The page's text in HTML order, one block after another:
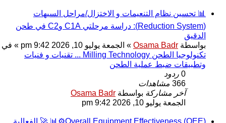
📊 تحسين نظام التنعيمات و الاختزال/مراحل السيهات
(Reduction System): دراسة مرحلتي C1A وC2 في طحن
الدقيق
بواسطة Osama Badr » الجمعة يوليو 10, 2026 9:42 pm » في
تكنولوجيا الطحن Milling Technology ... تقنيات و فنيات
وتطبيقات ضبط عملية الطحن
0 ردود
366 مشاهدات
آخر مشاركة بواسطة Osama Badr
الجمعة يوليو 10, 2026 9:42 pm
Overall Equipment Effectiveness (OEE)⚙️📊 🚀 الفعالية